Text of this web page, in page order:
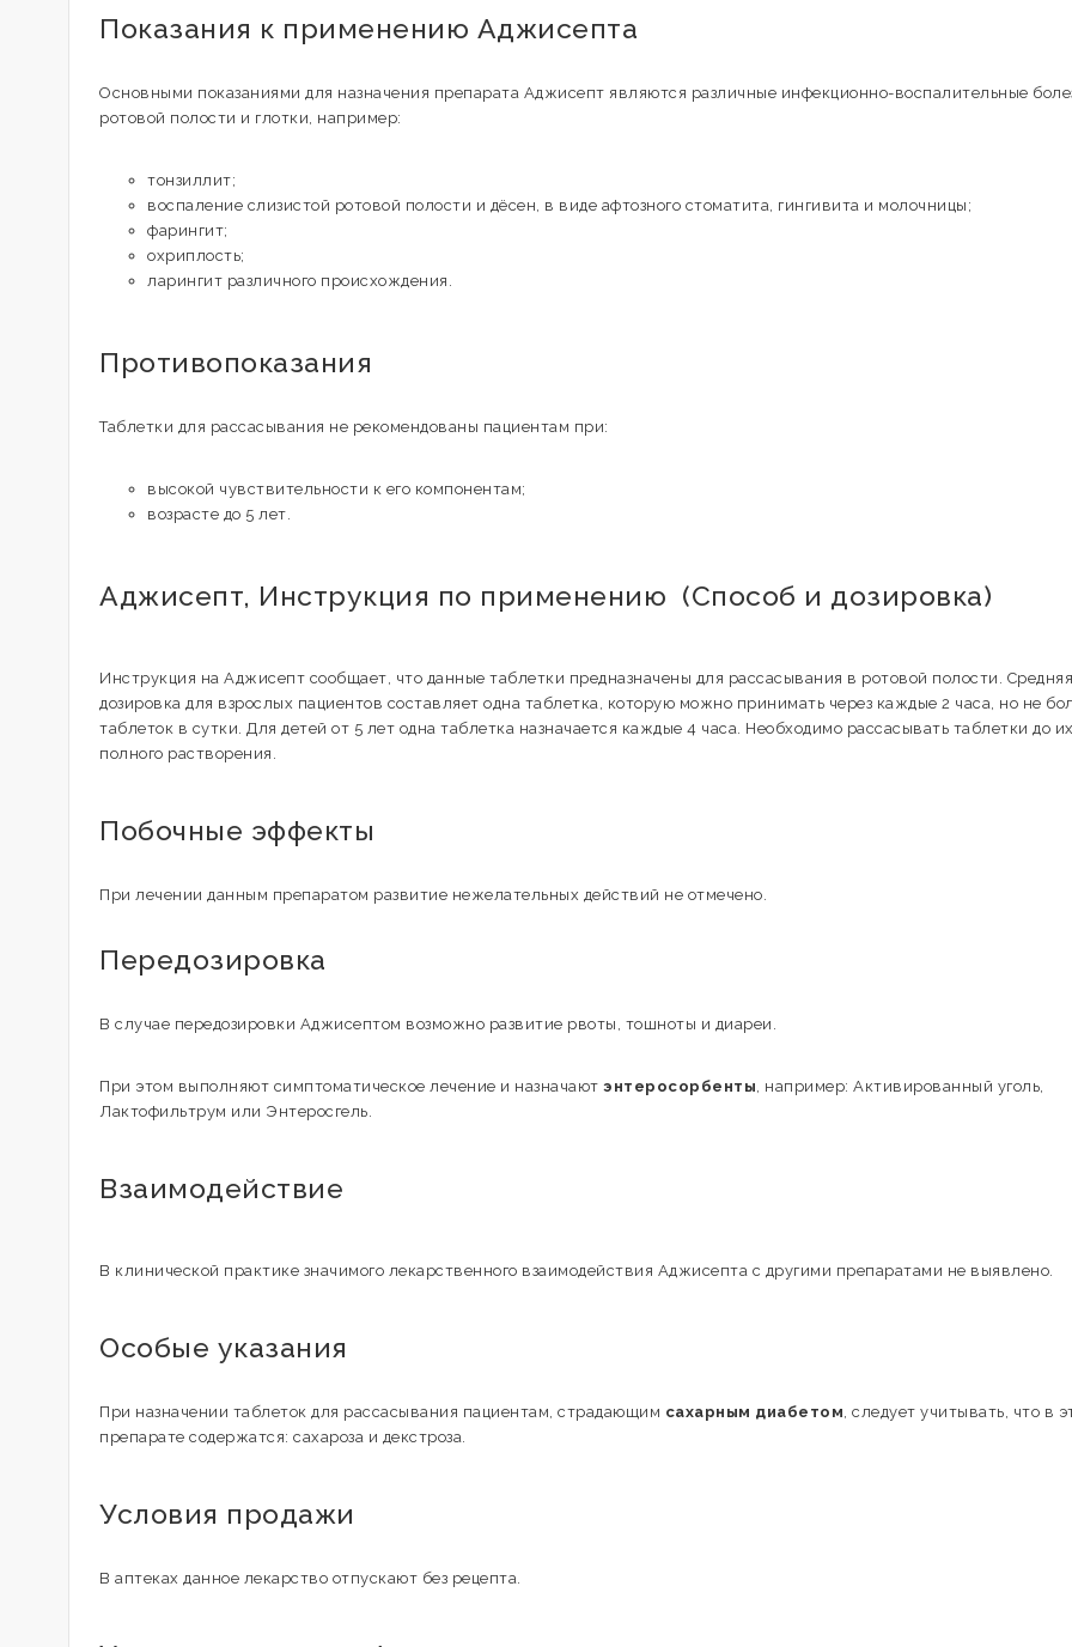
Показания к применению Аджисепта
Основными показаниями для назначения препарата Аджисепт являются различные инфекционно-воспалительные
ротовой полости и глотки, например:
тонзиллит;
воспаление слизистой ротовой полости и дёсен, в виде афтозного стоматита, гингивита и молочницы;
фарингит;
охриплость;
ларингит различного происхождения.
Противопоказания
Таблетки для рассасывания не рекомендованы пациентам при:
высокой чувствительности к его компонентам;
возрасте до 5 лет.
Аджисепт, Инструкция по применению (Способ и дозировка)
Инструкция на Аджисепт сообщает, что данные таблетки предназначены для рассасывания в ротовой полости. Средняя
дозировка для взрослых пациентов составляет одна таблетка, которую можно принимать через каждые 2 часа, но не
таблеток в сутки. Для детей от 5 лет одна таблетка назначается каждые 4 часа. Необходимо рассасывать таблетки до
полного растворения.
Побочные эффекты
При лечении данным препаратом развитие нежелательных действий не отмечено.
Передозировка
В случае передозировки Аджисептом возможно развитие рвоты, тошноты и диареи.
При этом выполняют симптоматическое лечение и назначают энтеросорбенты, например: Активированный уголь,
Лактофильтрум или Энтеросгель.
Взаимодействие
В клинической практике значимого лекарственного взаимодействия Аджисепта с другими препаратами не выявлено.
Особые указания
При назначении таблеток для рассасывания пациентам, страдающим сахарным диабетом, следует учитывать, что в
препарате содержатся: сахароза и декстроза.
Условия продажи
В аптеках данное лекарство отпускают без рецепта.